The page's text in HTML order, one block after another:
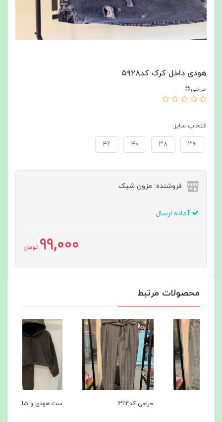
هودی داخل کرک کد۵۹۲۸
حراجی😍
انتخاب سایز:
۳۶ ۳۸ ۴۰ ۴۲
فروشنده: مزون شیک
آماده ارسال
99,000 تومان
محصولات مرتبط
ست هودی و شلوار کد6869